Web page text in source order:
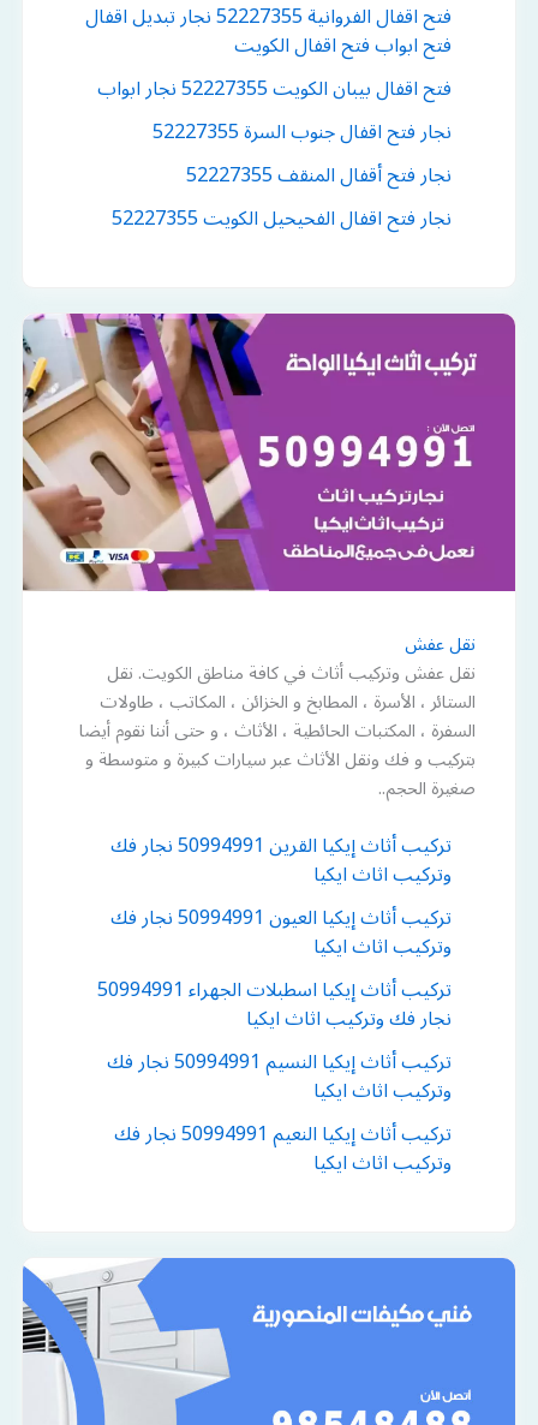
فتح اقفال الفروانية 52227355 نجار تبديل اقفال
فتح ابواب فتح اقفال الكويت
فتح اقفال بيبان الكويت 52227355 نجار ابواب
نجار فتح اقفال جنوب السرة 52227355
نجار فتح أقفال المنقف 52227355
نجار فتح اقفال الفحيحيل الكويت 52227355
نقل عفش
نقل عفش وتركيب أثاث في كافة مناطق الكويت. نقل
الستائر ، الأسرة ، المطابخ و الخزائن ، المكاتب ، طاولات
السفرة ، المكتبات الحائطية ، الأثاث ، و حتى أننا نقوم أيضا
بتركيب و فك ونقل الأثاث عبر سيارات كبيرة و متوسطة و
صغيرة الحجم..
تركيب أثاث إيكيا القرين 50994991 نجار فك
وتركيب اثاث ايكيا
تركيب أثاث إيكيا العيون 50994991 نجار فك
وتركيب اثاث ايكيا
تركيب أثاث إيكيا اسطبلات الجهراء 50994991
نجار فك وتركيب اثاث ايكيا
تركيب أثاث إيكيا النسيم 50994991 نجار فك
وتركيب اثاث ايكيا
تركيب أثاث إيكيا النعيم 50994991 نجار فك
وتركيب اثاث ايكيا